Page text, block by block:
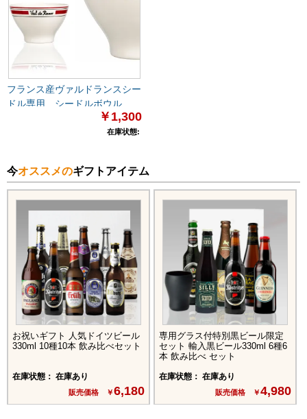
フランス産ヴァルドランスシー
ドル専用 シードルボウル
￥1,300
在庫状態:
今オススメのギフトアイテム
お祝いギフト 人気ドイツビール
330ml 10種10本 飲み比べセット
在庫状態： 在庫あり
販売価格 ￥6,180
専用グラス付特別黒ビール限定
セット 輸入黒ビール330ml 6種6
本 飲み比べ セット
在庫状態： 在庫あり
販売価格 ￥4,980